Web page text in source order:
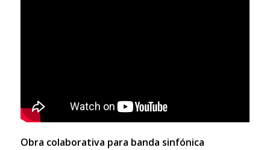
Obra colaborativa para banda sinfónica